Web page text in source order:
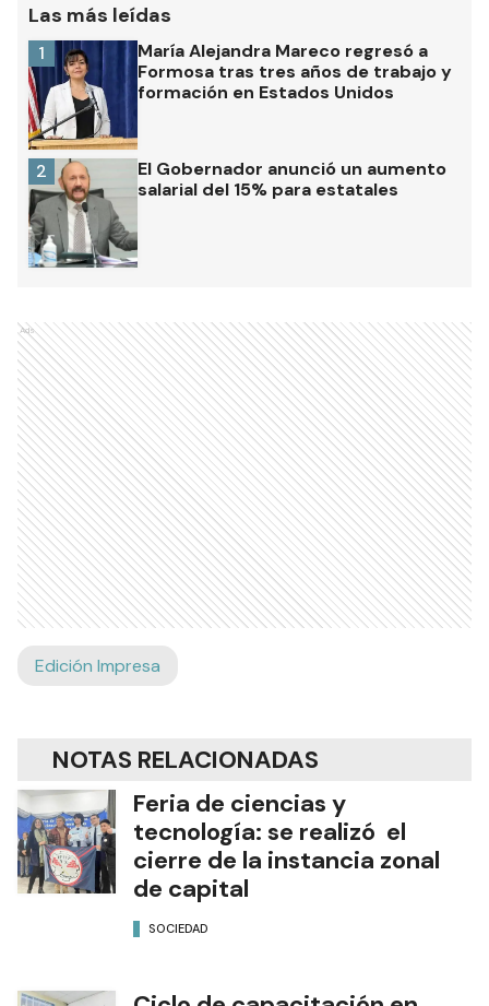
Las más leídas
María Alejandra Mareco regresó a
Formosa tras tres años de trabajo y
formación en Estados Unidos
1
El Gobernador anunció un aumento
salarial del 15% para estatales
2
Ads
Edición Impresa
NOTAS RELACIONADAS
Feria de ciencias y
tecnología: se realizó el
cierre de la instancia zonal
de capital
SOCIEDAD